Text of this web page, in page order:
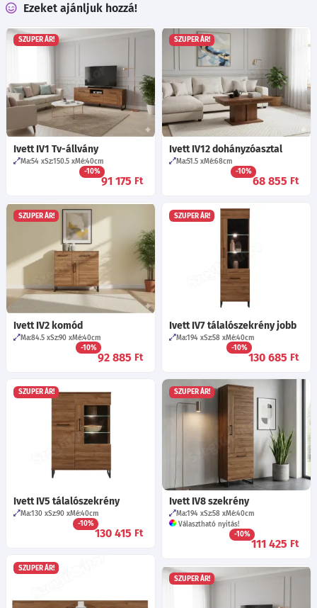
Ezeket ajánljuk hozzá!
SZUPER ÁR!
Ivett IV1 Tv-állvány
Ma:54 Sz:150.5 Mé:40cm
-10%
91 175 Ft
SZUPER ÁR!
Ivett IV12 dohányzóasztal
Ma:51.5 Mé:68cm
-10%
68 855 Ft
SZUPER ÁR!
Ivett IV2 komód
Ma:84.5 Sz:90 Mé:40cm
-10%
92 885 Ft
SZUPER ÁR!
Ivett IV7 tálalószekrény jobb
Ma:194 Sz:58 Mé:40cm
-10%
130 685 Ft
SZUPER ÁR!
Ivett IV5 tálalószekrény
Ma:130 Sz:90 Mé:40cm
-10%
130 415 Ft
SZUPER ÁR!
Ivett IV8 szekrény
Ma:194 Sz:58 Mé:40cm
Választható nyitás!
-10%
111 425 Ft
SZUPER ÁR!
SZUPER ÁR!